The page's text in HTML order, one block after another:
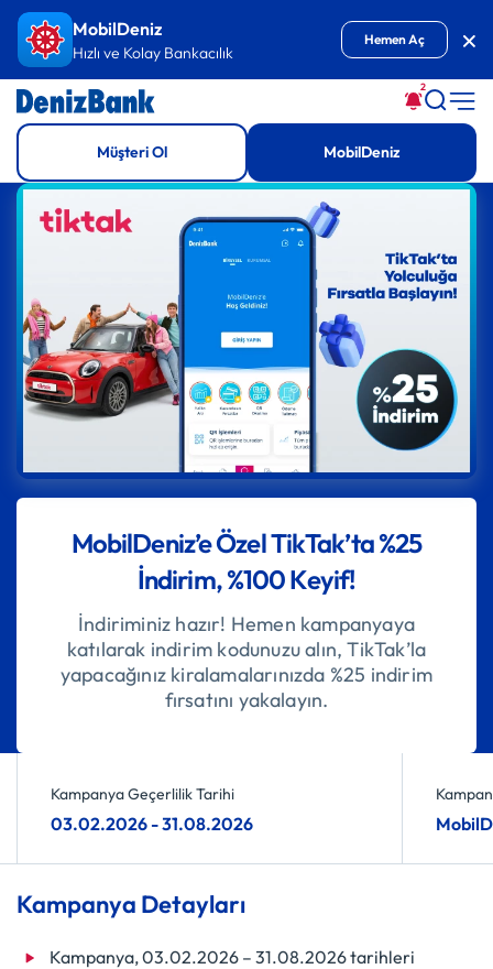
İçeriğe GitMobilDeniz
Hızlı ve Kolay Bankacılık
Hemen Aç
2
Müşteri Ol MobilDeniz
MobilDeniz’e Özel TikTak’ta %25
İndirim, %100 Keyif!
İndiriminiz hazır! Hemen kampanyaya
katılarak indirim kodunuzu alın, TikTak’la
yapacağınız kiralamalarınızda %25 indirim
fırsatını yakalayın.
Kampanya Geçerlilik Tarihi
03.02.2026 - 31.08.2026
Kampanya Detayları
Kampanya, 03.02.2026 – 31.08.2026 tarihleri